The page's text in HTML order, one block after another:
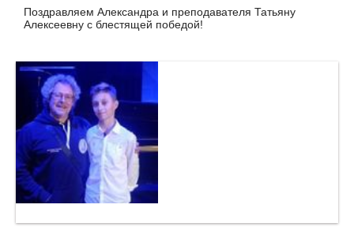
Поздравляем Александра и преподавателя Татьяну
Алексеевну с блестящей победой!